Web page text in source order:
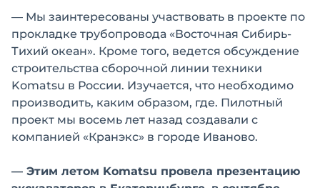
— Мы заинтересованы участвовать в проекте по
прокладке трубопровода «Восточная Сибирь-
Тихий океан». Кроме того, ведется обсуждение
строительства сборочной линии техники
Komatsu в России. Изучается, что необходимо
производить, каким образом, где. Пилотный
проект мы восемь лет назад создавали с
компанией «Кранэкс» в городе Иваново.
— Этим летом Komatsu провела презентацию